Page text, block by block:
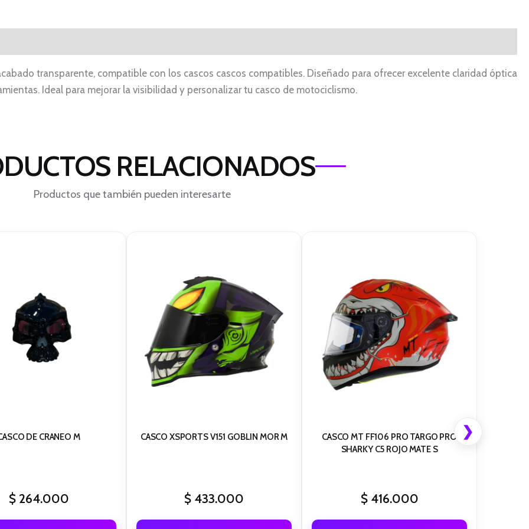
transparente, compatible con los cascos cascos compatibles. Diseñado para ofrecer excelente claridad óptica
Ideal para mejorar la visibilidad y personalizar tu casco de motociclismo.
RELACIONADOS
Productos que también pueden interesarte
DE CRANEO M
$264.000
CASCO XSPORTS V151 GOBLIN MOR M
$ 433.000
CASCO MT FF106 PRO TARGO PRO
SHARKY C5 ROJO MATE S
$416.000
❯